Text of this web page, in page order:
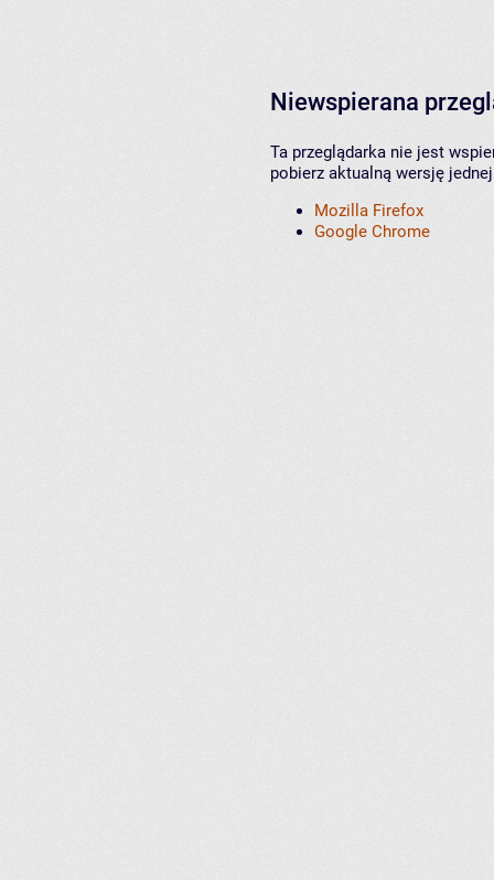
Niewspierana
Ta przeglądarka nie jest
pobierz aktualną wersję
Mozilla Firefox
Google Chrome